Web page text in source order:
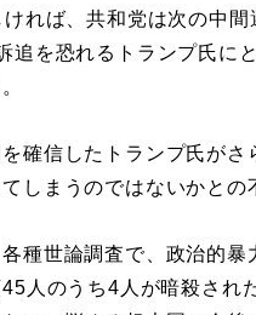
れば、共和党は次の中間
追を恐れるトランプ氏に
確信したトランプ氏がさ
しまうのではないかとの
種世論調査で、政治的暴
人のうち4人が暗殺され